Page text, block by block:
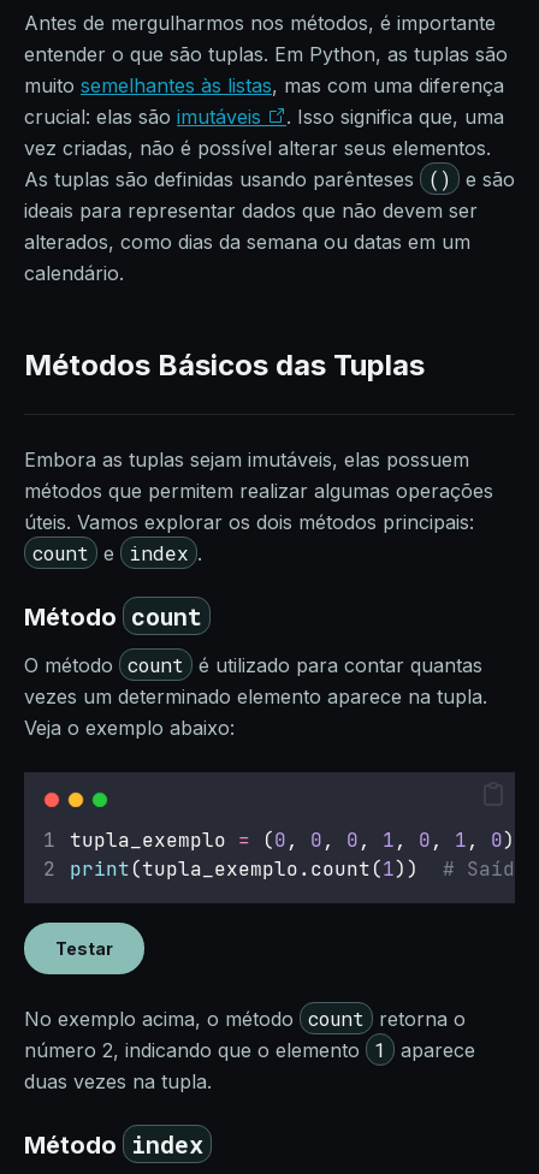
Antes de mergulharmos nos métodos, é importante
entender o que são tuplas. Em Python, as tuplas são
muito semelhantes às listas, mas com uma diferença
crucial: elas são imutáveis
. Isso significa que, uma
vez criadas, não é possível alterar seus elementos.
As tuplas são definidas usando parênteses
()
e são
ideais para representar dados que não devem ser
alterados, como dias da semana ou datas em um
calendário.
Métodos Básicos das Tuplas
Embora as tuplas sejam imutáveis, elas possuem
métodos que permitem realizar algumas operações
úteis. Vamos explorar os dois métodos principais:
count e index .
Método count
O método count
é utilizado para contar quantas
vezes um determinado elemento aparece na tupla.
Veja o exemplo abaixo:
tupla_exemplo = (0, 0, 0, 1, 0, 1, 0)
print(tupla_exemplo.count(1)) #
Testar
No exemplo acima, o método count
retorna o
número 2, indicando que o elemento
1
aparece
duas vezes na tupla.
Método index